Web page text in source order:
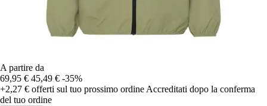
A partire da
69,95 € 45,49 € -35%
+2,27 € offerti sul tuo prossimo ordine Accreditati dopo la conferma
del tuo ordine